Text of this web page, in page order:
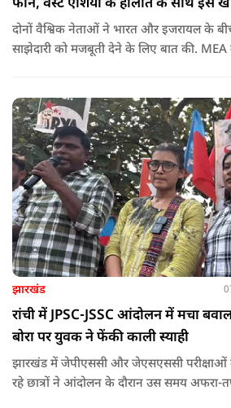
फोन, वेस्ट एशिया के हालात के साथ इस
दोनों वैश्विक नेताओं ने भारत और इजरायल के
साझेदारी को मजबूती देने के ल‍िए बात की.
झारखंड
रांची में JPSC-JSSC आंदोलन में मचा
बोरा पर युवक ने फेंकी काली स्याही
झारखंड में जेपीएससी और जेएसएससी
रहे छात्रों ने आंदोलन के दौरान उस समय